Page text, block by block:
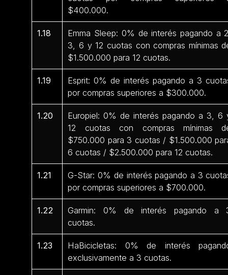
$400.000.
1.18
Emma Sleep: 0% de interés pagando a
3, 6 y 12 cuotas con compras mínimas
$1.500.000 para 12 cuotas.
1.19
Esprit: 0% de interés pagando a 3
por compras superiores a $300.000.
1.20
Europiel: 0% de interés pagando a 3, 6
12 cuotas con compras mínimas
$750.000 para 3 cuotas / $1.500.000
6 cuotas / $2.500.000 para 12 cuotas.
1.21
G-Star: 0% de interés pagando a 3
por compras superiores a $700.000.
1.22
Garmin: 0% de interés pagando a
cuotas.
1.23
HaBicicletas: 0% de interés
exclusivamente a 3 cuotas.